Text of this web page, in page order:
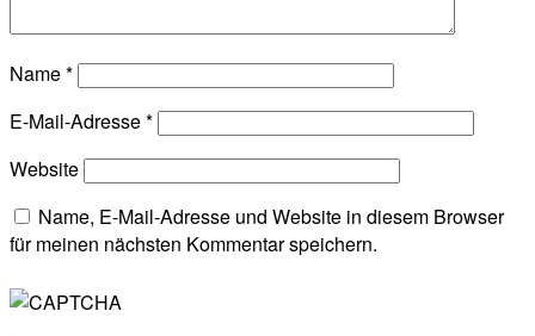
Name*
E-Mail-Adresse*
Website
Name, E-Mail-Adresse und Website in diesem Browser
für meinen nächsten Kommentar speichern.